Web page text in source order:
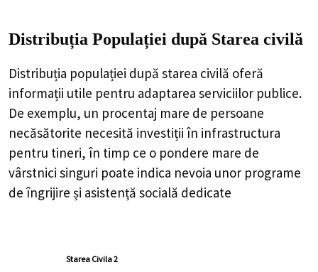
Distribuția Populației după Starea civilă
Distribuția populației după starea civilă oferă
informații utile pentru adaptarea serviciilor publice.
De exemplu, un procentaj mare de persoane
necăsătorite necesită investiții în infrastructura
pentru tineri, în timp ce o pondere mare de
vârstnici singuri poate indica nevoia unor programe
de îngrijire și asistență socială dedicate
Starea Civila 2